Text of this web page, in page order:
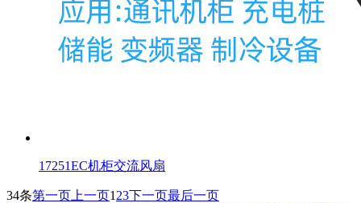
17251EC机柜交流风扇
34条第一页 上一页1 23下一页最后一页